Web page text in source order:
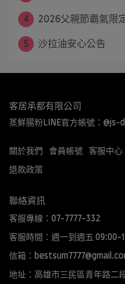
4 2026父親節霸氣限
5 沙拉油安心公告
客居承都有限公司
蒸鮮腸粉LINE官方帳號：@js-
關於我們 會員帳號 客服中心
退款政策
聯絡資訊
客服專線：07-7777-332
客服時間：週一到週五 09:00-
信箱：
地址：高雄市三民區青年路二